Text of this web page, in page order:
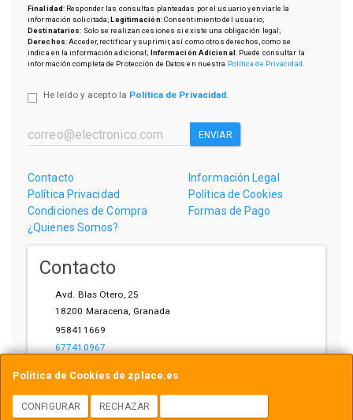
Política de Cookies de zplace.es
CONFIGURAR RECHAZAR
Finalidad: Responder las consultas planteadas por el usuario y enviarle la
información solicitada;Legitimación: Consentimiento del usuario;
Destinatarios: Solo se realizan cesiones si existe una obligación legal;
Derechos: Acceder, rectificar y suprimir, así como otros derechos, como se
indica en la información adicional; Información Adicional: Puede consultar la
información completa de Protección de Datos en nuestra Política de Privacidad
He leído y acepto la Política de Privacidad.
ENVIAR
Contacto
Información Legal
Política Privacidad
Política de Cookies
Condiciones de Compra
Formas de Pago
¿Quienes Somos?
Contacto
Avd. Blas Otero, 25
18200 Maracena, Granada
958411669
677410967